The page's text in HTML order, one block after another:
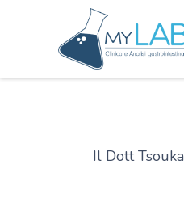
Il Dott